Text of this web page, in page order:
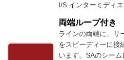
I/S:インターミディ
両端ループ付き
ラインの両端に、リ
をスピーディーに接
います。SAのシー